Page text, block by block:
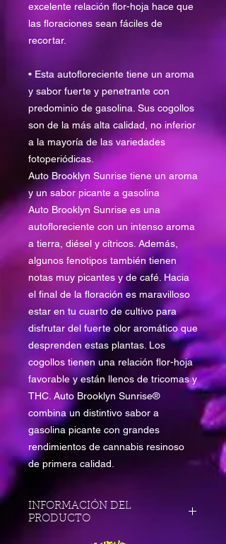
excelente relación flor-hoja hace que
las floraciones sean fáciles de
recortar.
• Esta autofloreciente tiene un aroma
y sabor fuerte y penetrante con
predominio de gasolina. Sus cogollos
son de la más alta calidad, no inferior
a la mayoría de las variedades
fotoperiódicas.
Auto Brooklyn Sunrise tiene un aroma
y un sabor picante a gasolina
Auto Brooklyn Sunrise es una
autofloreciente con un intenso aroma
a tierra, diésel y cítricos. Además,
algunos fenotipos también tienen
notas muy picantes y de café. Hacia
el final de la floración es maravilloso
estar en tu cuarto de cultivo para
disfrutar del fuerte olor aromático que
desprenden estas plantas. Los
cogollos tienen una relación flor-hoja
favorable y están llenos de tricomas y
THC. Auto Brooklyn Sunrise®
combina un distintivo sabor a
gasolina picante con grandes
rendimientos de cannabis resinoso
de primera calidad.
INFORMACIÓN DEL
PRODUCTO